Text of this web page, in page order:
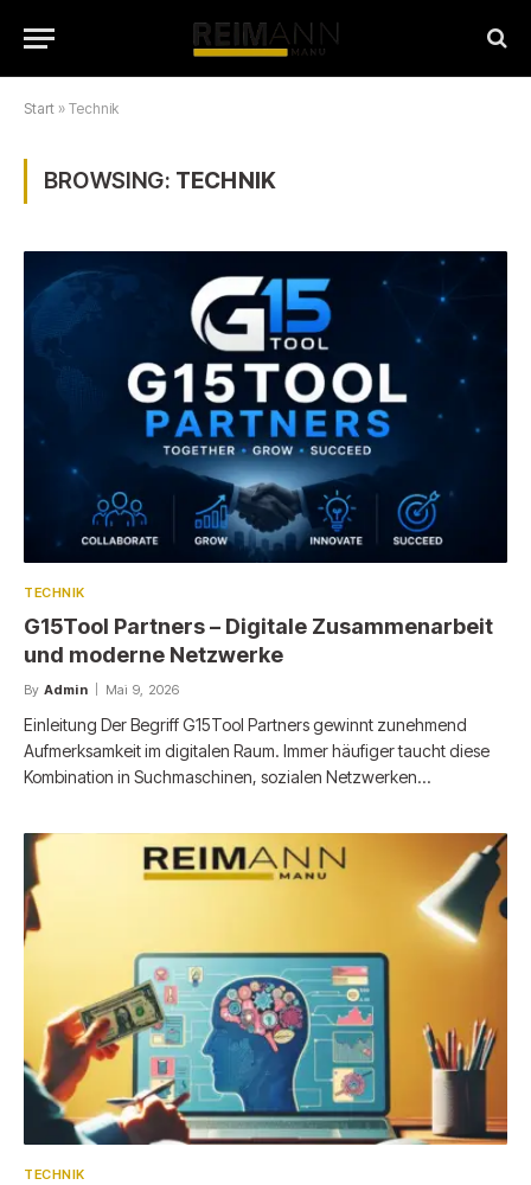
Start » Technik
BROWSING: TECHNIK
TECHNIK
G15Tool Partners – Digitale Zusammenarbeit
und moderne Netzwerke
By Admin Mai 9, 2026
Einleitung Der Begriff G15Tool Partners gewinnt zunehmend
Aufmerksamkeit im digitalen Raum. Immer häufiger taucht diese
Kombination in Suchmaschinen, sozialen Netzwerken…
TECHNIK